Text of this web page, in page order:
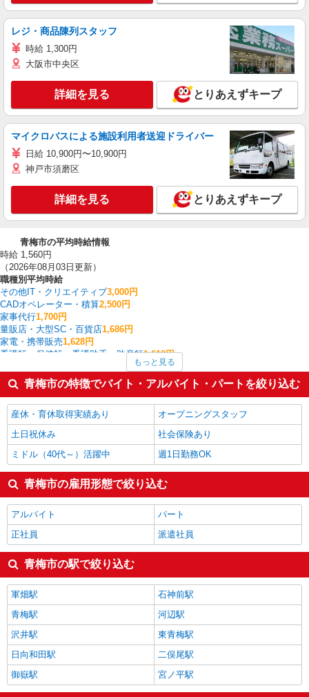
レジ・商品陳列スタッフ
時給 1,300円
大阪市中央区
詳細を見る とりあえずキープ
マイクロバスによる施設利用者送迎ドライバー
日給 10,900円〜10,900円
神戸市須磨区
詳細を見る とりあえずキープ
青梅市の平均時給情報
時給 1,560円
（2026年08月03日更新）
職種別平均時給
その他IT・クリエイティブ3,000円
CADオペレーター・積算2,500円
家事代行1,700円
量販店・大型SC・百貨店1,686円
家電・携帯販売1,628円
看護師・保健師・看護助手・助産師1,618円
イベント・キャンペーン1,600円
フォークリフト 1,588円
介護職・ヘルパー1,580円
青梅市の他の職種の平均時給を見る
もっと見る
青梅市の特徴でバイト・アルバイト・パートを絞り込む
産休・育休取得実績あり
オープニングスタッフ
土日祝休み
社会保険あり
ミドル（40代～）活躍中
週1日勤務OK
青梅市の雇用形態で絞り込む
アルバイト
パート
正社員
派遣社員
青梅市の駅で絞り込む
軍畑駅
石神前駅
青梅駅
河辺駅
沢井駅
東青梅駅
日向和田駅
二俣尾駅
御嶽駅
宮ノ平駅